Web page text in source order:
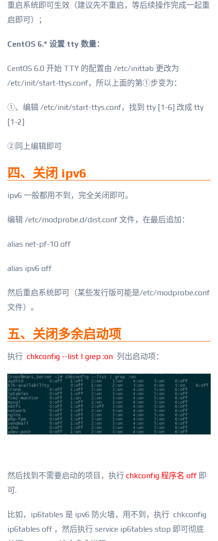
重启系统即可生效（建议先不重启，等后续操作完成一起重
启即可）；
CentOS 6.* 设置 tty 数量：
CentOS 6.0 开始 TTY 的配置由 /etc/inittab 更改为
/etc/init/start-ttys.conf，所以上面的第①步变为：
①、编辑 /etc/init/start-ttys.conf，找到 tty [1-6] 改成 tty
[1-2]
②同上编辑即可
四、关闭 ipv6
ipv6 一般都用不到，完全关闭即可。
编辑 /etc/modprobe.d/dist.conf 文件，在最后追加：
alias net-pf-10 off
alias ipv6 off
然后重启系统即可（某些发行版可能是/etc/modprobe.conf
文件）。
五、关闭多余启动项
执行 chkconfig --list | grep :on 列出启动项：
然后找到不需要启动的项目，执行 chkconfig 程序名 off 即
可.
比如，ip6tables 是 ipv6 防火墙，用不到，执行 chkconfig
ip6tables off ，然后执行 service ip6tables stop 即可彻底